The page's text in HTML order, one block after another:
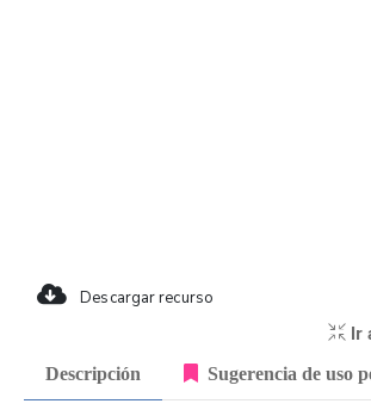
Descargar recurso
Ir
Descripción Sugerencia de uso